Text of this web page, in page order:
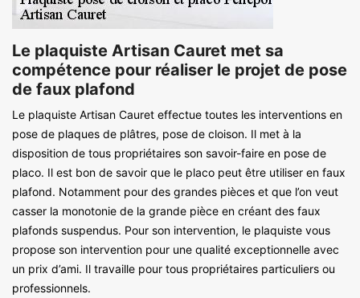
Le plaquiste Artisan Cauret met sa
compétence pour réaliser le projet de pose
de faux plafond
Le plaquiste Artisan Cauret effectue toutes les interventions en
pose de plaques de plâtres, pose de cloison. Il met à la
disposition de tous propriétaires son savoir-faire en pose de
placo. Il est bon de savoir que le placo peut être utiliser en faux
plafond. Notamment pour des grandes pièces et que l’on veut
casser la monotonie de la grande pièce en créant des faux
plafonds suspendus. Pour son intervention, le plaquiste vous
propose son intervention pour une qualité exceptionnelle avec
un prix d’ami. Il travaille pour tous propriétaires particuliers ou
professionnels.